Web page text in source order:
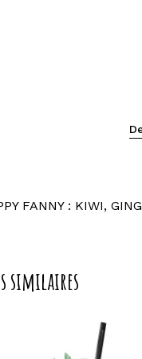
FANNY : KIWI,
similaires